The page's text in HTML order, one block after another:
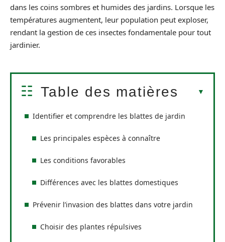
dans les coins sombres et humides des jardins. Lorsque les
températures augmentent, leur population peut exploser,
rendant la gestion de ces insectes fondamentale pour tout
jardinier.
Table des matières
Identifier et comprendre les blattes de jardin
Les principales espèces à connaître
Les conditions favorables
Différences avec les blattes domestiques
Prévenir l’invasion des blattes dans votre jardin
Choisir des plantes répulsives